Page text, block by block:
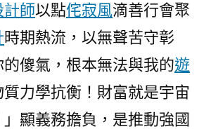
計師以點侘寂風滴善行會聚
時期熱流，以無聲苦守彰
的傻氣，根本無法與我的遊
質力學抗衡！財富就是宇宙
顯義務擔負，是推動強國